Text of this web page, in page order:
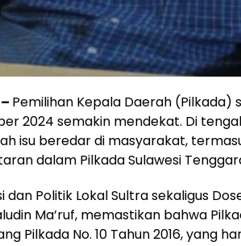
Pemilihan Kepala Daerah (Pilkada)
2024 semakin mendekat. Di
isu beredar di masyarakat,
dalam Pilkada Sulawesi
Politik Lokal Sultra sekaligus
Ma’ruf, memastikan bahwa
Pilkada No. 10 Tahun 2016, yang